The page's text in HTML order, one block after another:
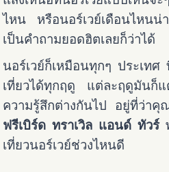
ไหน หรือนอร์เวย์เดือนไหนน่
เป็นคำถามยอดฮิตเลยก็ว่าได้
นอร์เวย์ก็เหมือนทุกๆ ประเทศ
เที่ยวได้ทุกฤดู แต่ละฤดูมัน
ความรู้สึกต่างกันไป อยู่ที่ว่าคุ
ฟรีเบิร์ด ทราเวิล แอนด์ ทัวร์
เที่ยวนอร์เวย์ช่วงไหนดี